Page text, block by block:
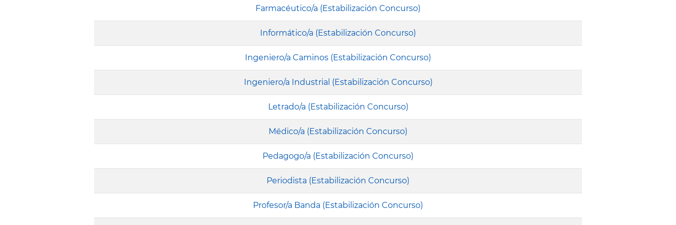
Farmacéutico/a (Estabilización Concurso)
Informático/a (Estabilización Concurso)
Ingeniero/a Caminos (Estabilización Concurso)
Ingeniero/a Industrial (Estabilización Concurso)
Letrado/a (Estabilización Concurso)
Médico/a (Estabilización Concurso)
Pedagogo/a (Estabilización Concurso)
Periodista (Estabilización Concurso)
Profesor/a Banda (Estabilización Concurso)